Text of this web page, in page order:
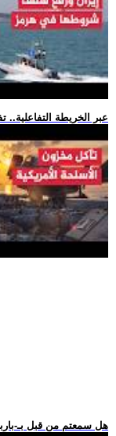
.. عبر الخريطة
.. هل سمعتم من قبل بـ-